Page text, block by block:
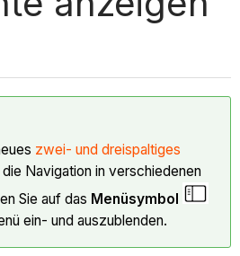
zwei- und dreispaltiges
Navigation in verschiedenen
Sie auf das Menüsymbol
ein- und auszublenden.